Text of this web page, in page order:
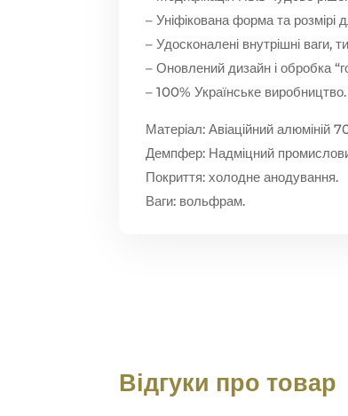
– Уніфікована форма та розмірі
– Удосконалені внутрішні ваги,
– Оновлений дизайн і обробка
– 100% Українське виробництво.
Матеріал: Авіаційний алюміній
Демпфер: Надміцний
Покриття: холодне анодування.
Ваги: вольфрам.
Відгуки про товар